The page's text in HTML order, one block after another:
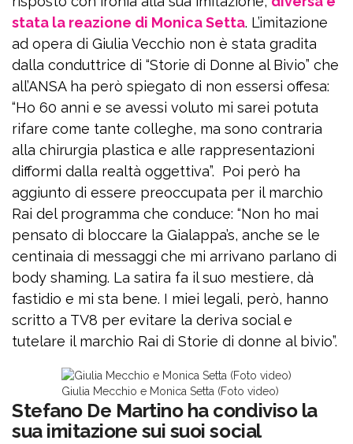
stata la reazione di Monica Setta. L’imitazione
ad opera di Giulia Vecchio non è stata gradita
dalla conduttrice di “Storie di Donne al Bivio” che
all’ANSA ha però spiegato di non essersi offesa:
“Ho 60 anni e se avessi voluto mi sarei potuta
rifare come tante colleghe, ma sono contraria
alla chirurgia plastica e alle rappresentazioni
difformi dalla realtà oggettiva”. Poi però ha
aggiunto di essere preoccupata per il marchio
Rai del programma che conduce: “Non ho mai
pensato di bloccare la Gialappa’s, anche se le
centinaia di messaggi che mi arrivano parlano di
body shaming. La satira fa il suo mestiere, dà
fastidio e mi sta bene. I miei legali, però, hanno
scritto a TV8 per evitare la deriva social e
tutelare il marchio Rai di Storie di donne al bivio”.
Giulia Mecchio e Monica Setta (Foto video)
Stefano De Martino ha condiviso la
sua imitazione sui suoi social